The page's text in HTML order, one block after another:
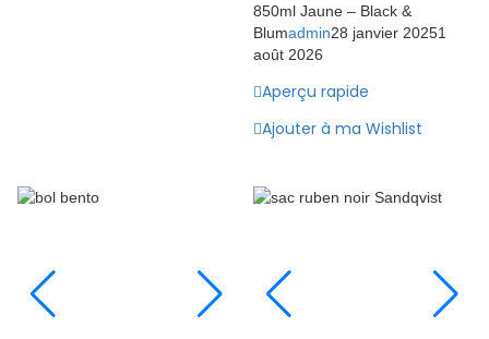
850ml Jaune – Black &
Blumadmin28 janvier 20251
août 2026
Aperçu rapide
Ajouter à ma Wishlist